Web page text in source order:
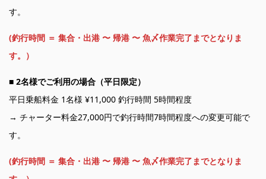
す。
(釣行時間 ＝ 集合・出港 〜 帰港 〜 魚〆作業完了までとなりま
す。）
■ 2名様でご利用の場合（平日限定）
平日乗船料金 1名様 ¥11,000 釣行時間 5時間程度
→ チャーター料金27,000円で釣行時間7時間程度への変更可能で
す。
(釣行時間 ＝ 集合・出港 〜 帰港 〜 魚〆作業完了までとなりま